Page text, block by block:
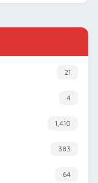
21
4
1,410
383
64